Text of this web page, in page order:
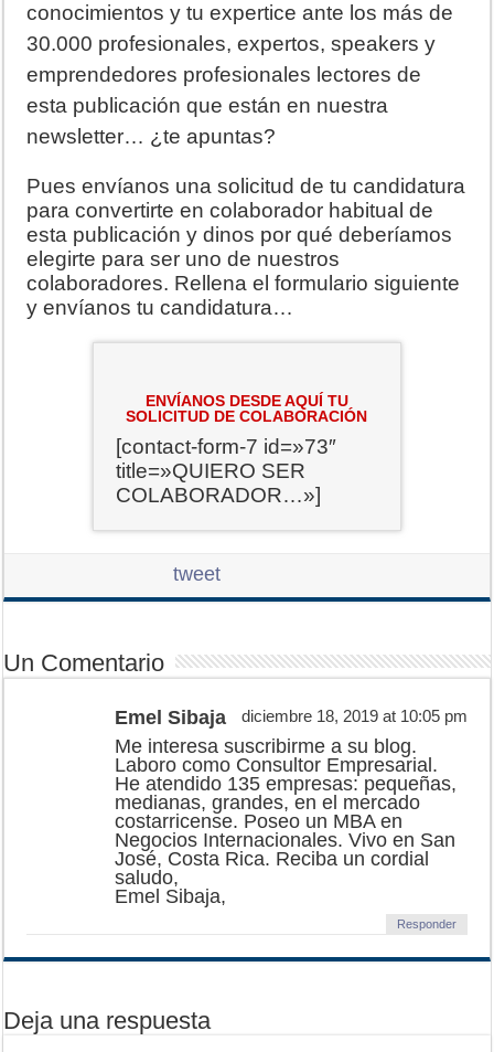
conocimientos y tu expertice ante los más de
30.000 profesionales, expertos, speakers y
emprendedores profesionales lectores de
esta publicación que están en nuestra
newsletter… ¿te apuntas?
Pues envíanos una solicitud de tu candidatura
para convertirte en colaborador habitual de
esta publicación y dinos por qué deberíamos
elegirte para ser uno de nuestros
colaboradores. Rellena el formulario siguiente
y envíanos tu candidatura…
ENVÍANOS DESDE AQUÍ TU
SOLICITUD DE COLABORACIÓN
[contact-form-7 id=»73″
title=»QUIERO SER
COLABORADOR…»]
tweet
Un Comentario
Emel Sibaja diciembre 18, 2019 at 10:05 pm
Me interesa suscribirme a su blog.
Laboro como Consultor Empresarial.
He atendido 135 empresas: pequeñas,
medianas, grandes, en el mercado
costarricense. Poseo un MBA en
Negocios Internacionales. Vivo en San
José, Costa Rica. Reciba un cordial
saludo,
Emel Sibaja,
Responder
Deja una respuesta